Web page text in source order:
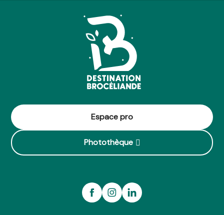
Espace pro
Photothèque